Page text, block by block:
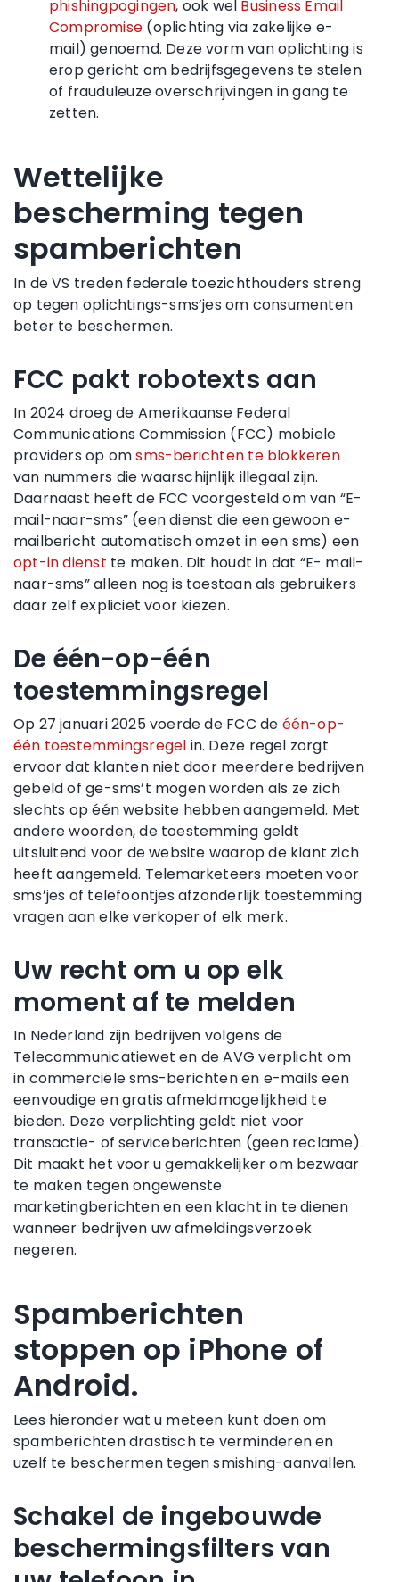
phishingpogingen, ook wel Business Email
Compromise (oplichting via zakelijke e-
mail) genoemd. Deze vorm van oplichting is
erop gericht om bedrijfsgegevens te stelen
of frauduleuze overschrijvingen in gang te
zetten.
Wettelijke
bescherming tegen
spamberichten
In de VS treden federale toezichthouders streng
op tegen oplichtings-sms’jes om consumenten
beter te beschermen.
FCC pakt robotexts aan
In 2024 droeg de Amerikaanse Federal
Communications Commission (FCC) mobiele
providers op omsms-berichten te blokkeren
van nummers die waarschijnlijk illegaal zijn.
Daarnaast heeft de FCC voorgesteld om van “E-
mail-naar-sms” (een dienst die een gewoon e-
mailbericht automatisch omzet in een sms) een
opt-in dienst te maken. Dit houdt in dat “E- mail-
naar-sms” alleen nog is toestaan als gebruikers
daar zelf expliciet voor kiezen.
De één-op-één
toestemmingsregel
Op 27 januari 2025 voerde de FCC de één-op-
één toestemmingsregel in. Deze regel zorgt
ervoor dat klanten niet door meerdere bedrijven
gebeld of ge-sms’t mogen worden als ze zich
slechts op één website hebben aangemeld. Met
andere woorden, de toestemming geldt
uitsluitend voor de website waarop de klant zich
heeft aangemeld. Telemarketeers moeten voor
sms’jes of telefoontjes afzonderlijk toestemming
vragen aan elke verkoper of elk merk.
Uw recht om u op elk
moment af te melden
In Nederland zijn bedrijven volgens de
Telecommunicatiewet en de AVG verplicht om
in commerciële sms-berichten en e-mails een
eenvoudige en gratis afmeldmogelijkheid te
bieden. Deze verplichting geldt niet voor
transactie- of serviceberichten (geen reclame).
Dit maakt het voor u gemakkelijker om bezwaar
te maken tegen ongewenste
marketingberichten en een klacht in te dienen
wanneer bedrijven uw afmeldingsverzoek
negeren.
Spamberichten
stoppen op iPhone of
Android.
Lees hieronder wat u meteen kunt doen om
spamberichten drastisch te verminderen en
uzelf te beschermen tegen smishing-aanvallen.
Schakel de ingebouwde
beschermingsfilters van